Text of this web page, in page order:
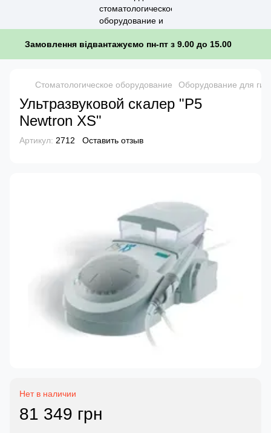
Замовлення відвантажуємо пн-пт з 9.00 до 15.00
Стоматологическое оборудование Оборудование для
Ультразвуковой скалер "P5
Newtron XS"
Артикул: 2712 Оставить отзыв
Нет в наличии
81 349 грн